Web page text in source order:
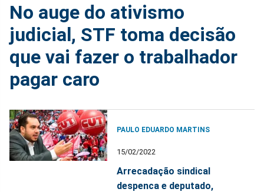
No auge do ativismo
judicial, STF toma decisão
que vai fazer o trabalhador
pagar caro
PAULO EDUARDO MARTINS
15/02/2022
Arrecadação sindical
despenca e deputado,